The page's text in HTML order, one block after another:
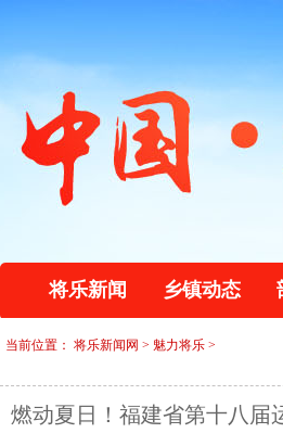
将乐新闻 乡镇动态
当前位置： 将乐新闻网 > 魅力将乐 >
燃动夏日！福建省第十八届